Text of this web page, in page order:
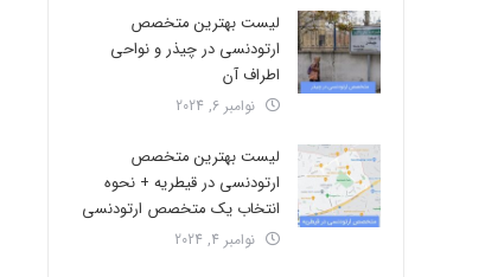
لیست بهترین متخصص
ارتودنسی در چیذر و نواحی
اطراف آن
نوامبر 6, 2024
لیست بهترین متخصص
ارتودنسی در قیطریه + نحوه
انتخاب یک متخصص ارتودنسی
نوامبر 4, 2024